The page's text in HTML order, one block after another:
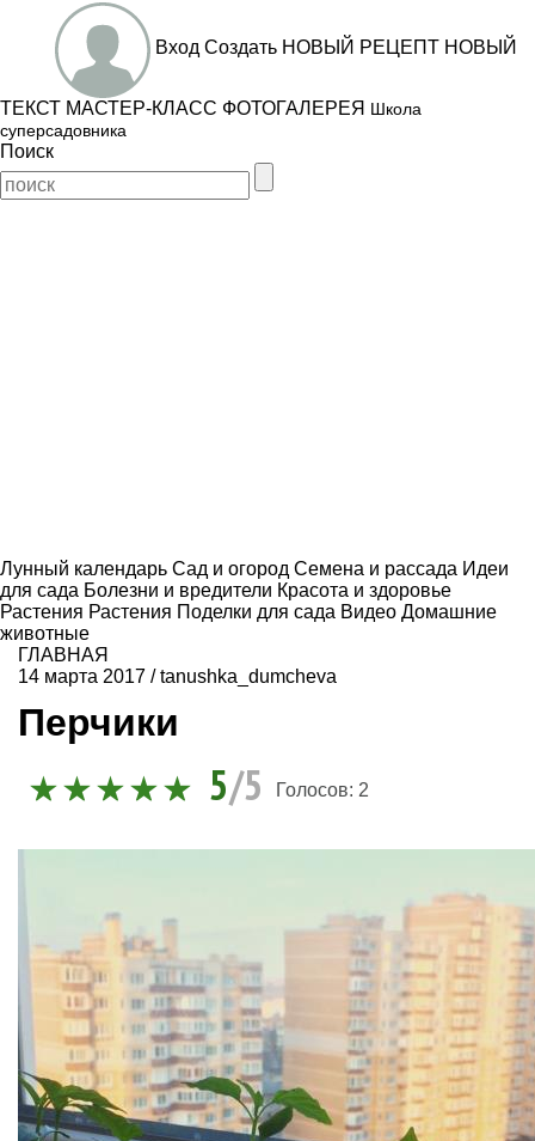
Вход Создать НОВЫЙ РЕЦЕПТ НОВЫЙ
ТЕКСТ МАСТЕР-КЛАСС ФОТОГАЛЕРЕЯ Школа
суперсадовника
Поиск
Лунный календарь Сад и огород Семена и рассада Идеи
для сада Болезни и вредители Красота и здоровье
Растения Растения Поделки для сада Видео Домашние
животные
ГЛАВНАЯ
14 марта 2017 /tanushka_dumcheva
Перчики
5/5 Голосов: 2